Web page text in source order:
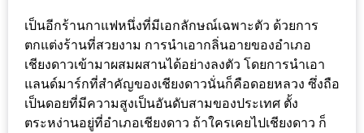
ร้าน
พ่อ
ค้า
แซ่บ
แม่ค้า
เป็นอีกร้านกาแฟหนึ่งที่มีเอกลักษณ์เฉพาะตัว ด้วยการ
ตกแต่งร้านที่สวยงาม การนำเอากลิ่นอายของอำเภอ
เชียงดาวเข้ามาผสมผสานได้อย่างลงตัว โดยการนำเอา
แลนด์มาร์กที่สำคัญของเชียงดาวนั่นก็คือดอยหลวง ซึ่งถือ
เป็นดอยที่มีความสูงเป็นอันดับสามของประเทศ ตั้ง
ตระหง่านอยู่ที่อำเภอเชียงดาว ถ้าใครเคยไปเชียงดาว ก็